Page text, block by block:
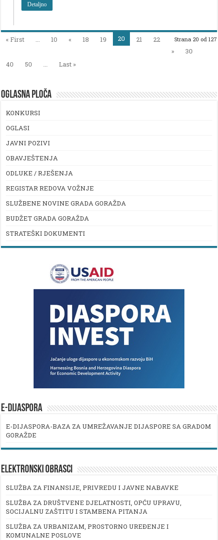
Detaljno
Strana 20 od 127
« First 10 « 18 19 20 21
22
»
30
40
50 Last »
OGLASNA PLOČA
KONKURSI
OGLASI
JAVNI POZIVI
OBAVJEŠTENJA
ODLUKE / RJEŠENJA
REGISTAR REDOVA VOŽNJE
SLUŽBENE NOVINE GRADA GORAŽDA
BUDŽET GRADA GORAŽDA
STRATEŠKI DOKUMENTI
E-DIJASPORA
E-DIJASPORA-BAZA ZA UMREŽAVANJE DIJASPORE SA GRADOM
GORAŽDE
ELEKTRONSKI OBRASCI
SLUŽBA ZA FINANSIJE, PRIVREDU I JAVNE NABAVKE
SLUŽBA ZA DRUŠTVENE DJELATNOSTI, OPĆU UPRAVU,
SOCIJALNU ZAŠTITU I STAMBENA PITANJA
SLUŽBA ZA URBANIZAM, PROSTORNO UREĐENJE I
KOMUNALNE POSLOVE